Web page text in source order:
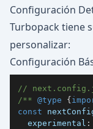
Configuración
Turbopack tiene
personalizar:
Configuración
//
/** @type {
const
experimental :